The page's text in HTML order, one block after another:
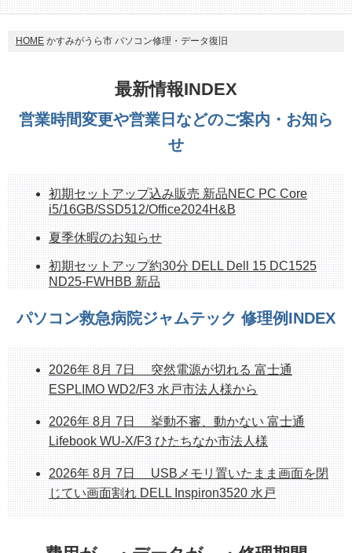
HOME かすみがうら市 パソコン修理・データ復旧
最新情報INDEX
営業時間変更や営業日などのご案内・お知ら
せ
初期セットアップ込み販売 新品NEC PC Core
i5/16GB/SSD512/Office2024H&B
夏季休暇のお知らせ
初期セットアップ約30分 DELL Dell 15 DC1525
ND25-FWHBB 新品
持ち帰れます！ NEC PC-GE33EJYA2 512GB
SSD、16G、OfficeH&B
ホームページシステム更新作業中のお知らせ
整備済み中古デスクトップPC 販売中 富士通
ESPLIMO D586/M
整備済み中古PC販売中 富士通FH70/D1 1TB
SSD/Corei7/8GB/23.8インチ/Office
パソコン救急病院ジャムテック 修理例INDEX
2026年 8月 7日 突然電源が切れる 富士通
ESPLIMO WD2/F3 水戸市法人様から
2026年 8月 7日 挙動不審、動かない 富士通
Lifebook WU-X/F3 ひたちなか市法人様
2026年 8月 7日 USBメモリ置いたまま画面を閉
じてい画面割れ DELL Inspiron3520 水戸
品NEC PC Core